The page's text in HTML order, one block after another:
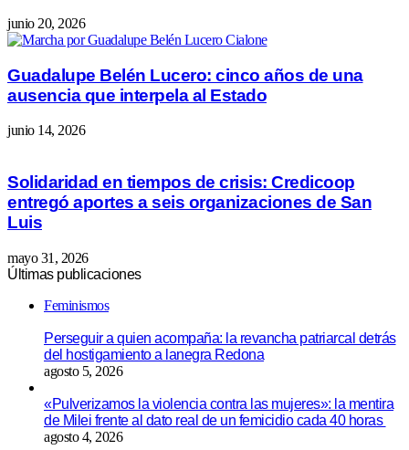
junio 20, 2026
Guadalupe Belén Lucero: cinco años de una
ausencia que interpela al Estado
junio 14, 2026
Solidaridad en tiempos de crisis: Credicoop
entregó aportes a seis organizaciones de San
Luis
mayo 31, 2026
Últimas publicaciones
Feminismos
Perseguir a quien acompaña: la revancha patriarcal detrás
del hostigamiento a lanegra Redona
agosto 5, 2026
«Pulverizamos la violencia contra las mujeres»: la mentira
de Milei frente al dato real de un femicidio cada 40 horas
agosto 4, 2026